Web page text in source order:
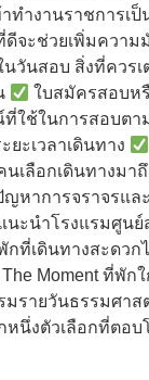
ทำงานราชการเ
ดีจะช่วยเพิ่มควา
วันสอบ สิ่งที่ควรเ
ใบสมัครสอบห
ใช้ในการสอบตา
ยะเวลาเดินทาง
เลือกเดินทางมา
หาการจราจรแล
นะนำโรงแรมศูน
ที่เดินทางสะดวก
Moment ที่พัก
มรายวันธรรมศา
หนึ่งตัวเลือกที่ตอบ